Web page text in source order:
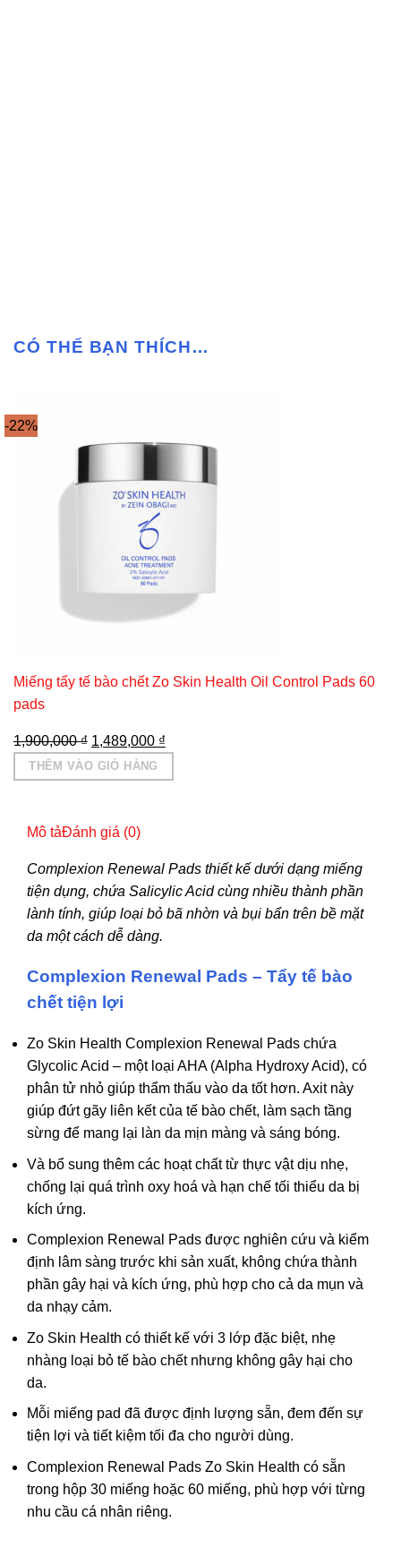
CÓ THỂ BẠN THÍCH…
-22%
Miếng tẩy tế bào chết Zo Skin Health Oil Control Pads 60
pads
1,900,000₫ Giá
gốc
là:
1,489,000 ₫Giá
tại
THÊM VÀO GIỎ HÀNG
Mô tảĐánh giá (0)
Complexion Renewal Pads thiết kế dưới dạng miếng
tiện dụng, chứa Salicylic Acid cùng nhiều thành phần
lành tính, giúp loại bỏ bã nhờn và bụi bẩn trên bề mặt
da một cách dễ dàng.
Complexion Renewal Pads – Tẩy tế bào
chết tiện lợi
Zo Skin Health Complexion Renewal Pads chứa
Glycolic Acid – một loại AHA (Alpha Hydroxy Acid), có
phân tử nhỏ giúp thẩm thấu vào da tốt hơn. Axit này
giúp đứt gãy liên kết của tế bào chết, làm sạch tầng
sừng để mang lại làn da mịn màng và sáng bóng.
Và bổ sung thêm các hoạt chất từ thực vật dịu nhẹ,
chống lại quá trình oxy hoá và hạn chế tối thiểu da bị
kích ứng.
Complexion Renewal Pads được nghiên cứu và kiểm
định lâm sàng trước khi sản xuất, không chứa thành
phần gây hại và kích ứng, phù hợp cho cả da mụn và
da nhạy cảm.
Zo Skin Health có thiết kế với 3 lớp đặc biệt, nhẹ
nhàng loại bỏ tế bào chết nhưng không gây hại cho
da.
Mỗi miếng pad đã được định lượng sẵn, đem đến sự
tiện lợi và tiết kiệm tối đa cho người dùng.
Complexion Renewal Pads Zo Skin Health có sẵn
trong hộp 30 miếng hoặc 60 miếng, phù hợp với từng
nhu cầu cá nhân riêng.